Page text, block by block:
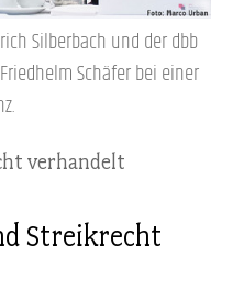
Silberbach und der dbb
Schäfer bei einer
verhandelt
Streikrecht